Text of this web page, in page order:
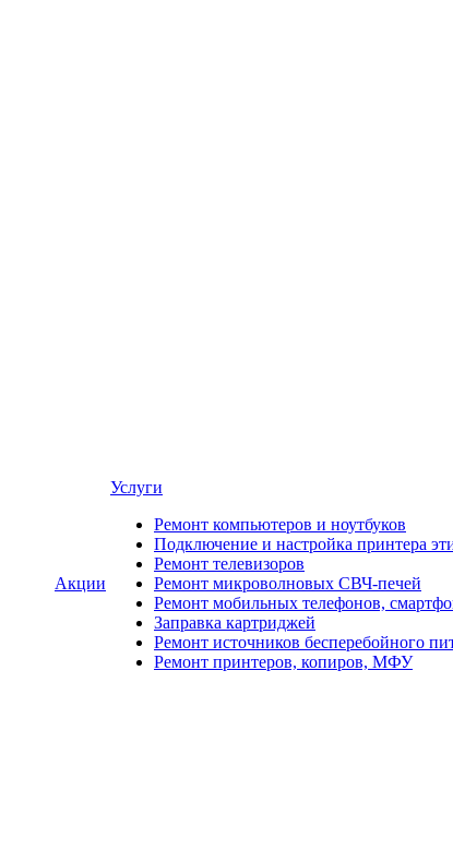
Акции
Услуги
Ремонт компьютеров и ноутбуков
Подключение и настройка принтера
Ремонт телевизоров
Ремонт микроволновых СВЧ-печей
Ремонт мобильных телефонов,
Заправка картриджей
Ремонт источников бесперебойного
Ремонт принтеров, копиров, МФУ